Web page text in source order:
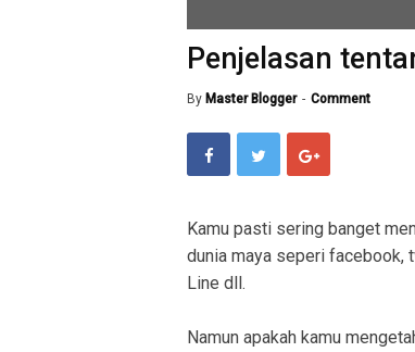
Penjelasan
By Master Blogger Comment
Kamu pasti sering banget
dunia maya seperi facebook,
Line dll.
Namun apakah kamu